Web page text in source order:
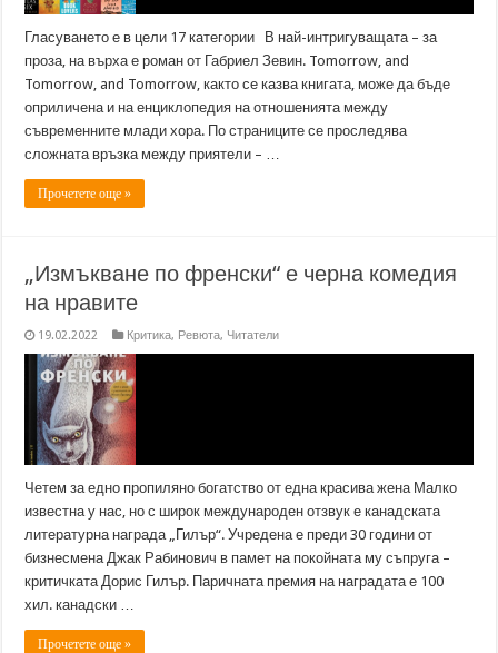
Гласуването е в цели 17 категории В най-интригуващата – за
проза, на върха е роман от Габриел Зевин. Tomorrow, and
Tomorrow, and Tomorrow, както се казва книгата, може да бъде
оприличена и на енциклопедия на отношенията между
съвременните млади хора. По страниците се проследява
сложната връзка между приятели – …
Прочетете още »
„Измъкване по френски“ е черна комедия
на нравите
19.02.2022 Критика, Ревюта, Читатели
Четем за едно пропиляно богатство от една красива жена Малко
известна у нас, но с широк международен отзвук е канадската
литературна награда „Гилър“. Учредена е преди 30 години от
бизнесмена Джак Рабинович в памет на покойната му съпруга –
критичката Дорис Гилър. Паричната премия на наградата е 100
хил. канадски …
Прочетете още »